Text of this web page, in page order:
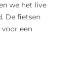
we het live
De fietsen
een